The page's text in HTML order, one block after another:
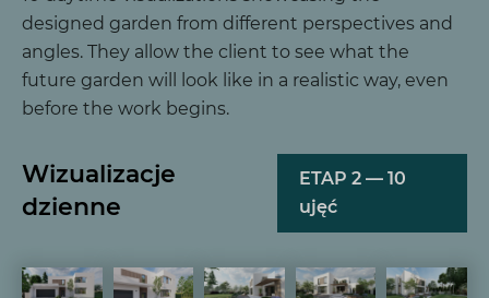
designed garden from different perspectives and
angles. They allow the client to see what the
future garden will look like in a realistic way, even
before the work begins.
Wizualizacje
dzienne
ETAP 2 — 10
ujęć